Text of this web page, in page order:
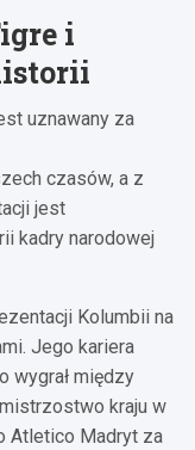
i
uznawany za
czasów, a z
jest
kadry narodowej
Kolumbii na
Jego kariera
wygrał między
kraju w
Atletico Madryt za